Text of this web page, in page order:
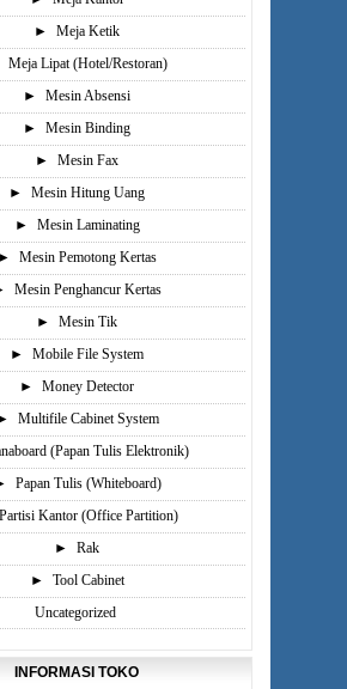
►
Meja Ketik
Meja Lipat (Hotel/Restoran)
►
Mesin Absensi
►
Mesin Binding
►
Mesin Fax
►
Mesin Hitung Uang
►
Mesin Laminating
►
Mesin Pemotong Kertas
Mesin Penghancur Kertas
►
Mesin Tik
►
Mobile File System
►
Money Detector
Multifile Cabinet System
(Papan Tulis Elektronik)
Papan Tulis (Whiteboard)
Partisi Kantor (Office Partition)
►
Rak
►
Tool Cabinet
Uncategorized
INFORMASI TOKO